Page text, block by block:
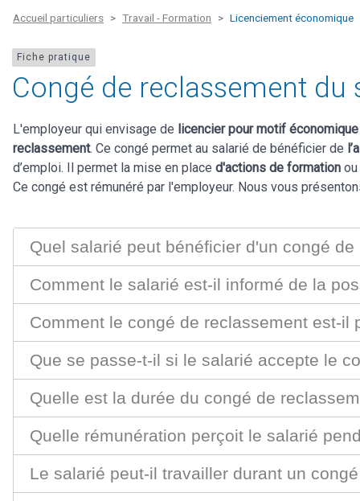
Accueil particuliers Travail - Formation Licenciement économique
Fiche pratique
Congé de reclassement du
L'employeur qui envisage de licencier pour motif
reclassement. Ce congé permet au salarié de bénéficier de
d’emploi. Il permet la mise en place d'actions de formation
Ce congé est rémunéré par l'employeur. Nous vous
Quel salarié peut bénéficier d'un congé
Comment le salarié est-il informé de la
Comment le congé de reclassement est-il
Que se passe-t-il si le salarié accepte le
Quelle est la durée du congé de
Quelle rémunération perçoit le salarié
Le salarié peut-il travailler durant un